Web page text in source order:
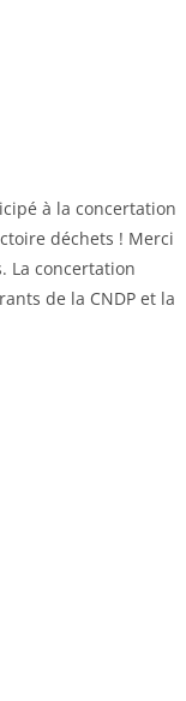
à la concertation
déchets ! Merci
La concertation
de la CNDP et la